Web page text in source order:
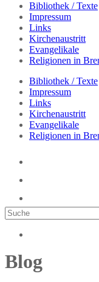
Bibliothek / Texte
Impressum
Links
Kirchenaustritt
Evangelikale
Religionen in
Bibliothek / Texte
Impressum
Links
Kirchenaustritt
Evangelikale
Religionen in
Blog